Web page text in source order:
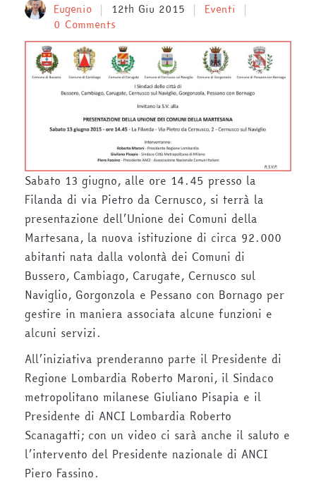
Eugenio 12th Giu 2015
Eventi
0 Comments
Sabato 13 giugno, alle ore 14.45 presso la
Filanda di via Pietro da Cernusco, si terrà la
presentazione dell’Unione dei Comuni della
Martesana, la nuova istituzione di circa 92.000
abitanti nata dalla volontà dei Comuni di
Bussero, Cambiago, Carugate, Cernusco sul
Naviglio, Gorgonzola e Pessano con Bornago per
gestire in maniera associata alcune funzioni e
alcuni servizi.
All’iniziativa prenderanno parte il Presidente di
Regione Lombardia Roberto Maroni, il Sindaco
metropolitano milanese Giuliano Pisapia e il
Presidente di ANCI Lombardia Roberto
Scanagatti; con un video ci sarà anche il saluto e
l’intervento del Presidente nazionale di ANCI
Piero Fassino.